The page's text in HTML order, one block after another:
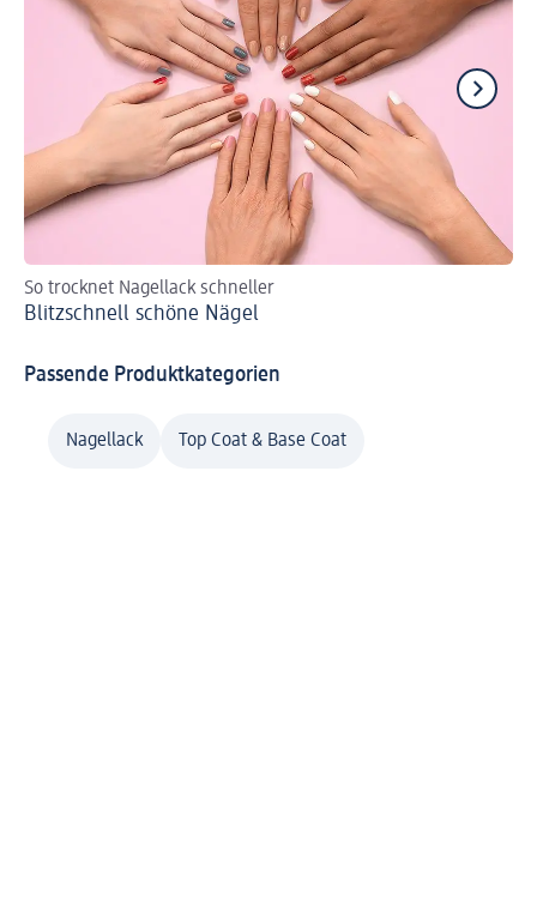
So trocknet Nagellack schneller
Blitzschnell schöne Nägel
Passende Produktkategorien
Nagellack Top Coat & Base Coat